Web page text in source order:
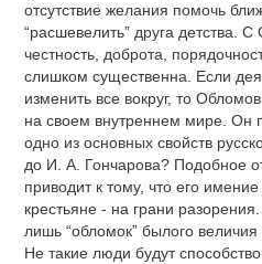
отсутствие желания помочь
“расшевелить” друга детства.
честность, доброта,
слишком существенна. Если
изменить все вокруг, то
на своем внутреннем мире. Он
одно из основных свойств
до И. А. Гончарова? Подобное
приводит к тому, что его
крестьяне - на грани
лишь “обломок” былого величия
Не такие люди будут